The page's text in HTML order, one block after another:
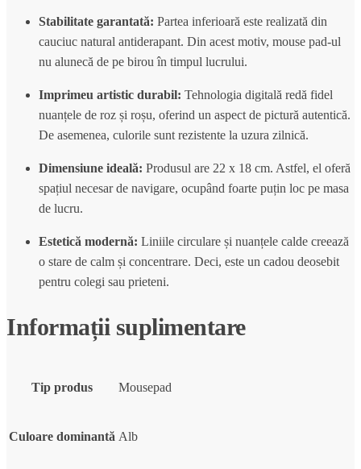
Stabilitate garantată: Partea inferioară este realizată din
cauciuc natural antiderapant. Din acest motiv, mouse pad-ul
nu alunecă de pe birou în timpul lucrului.
Imprimeu artistic durabil: Tehnologia digitală redă fidel
nuanțele de roz și roșu, oferind un aspect de pictură autentică.
De asemenea, culorile sunt rezistente la uzura zilnică.
Dimensiune ideală: Produsul are 22 x 18 cm. Astfel, el oferă
spațiul necesar de navigare, ocupând foarte puțin loc pe masa
de lucru.
Estetică modernă: Liniile circulare și nuanțele calde creează
o stare de calm și concentrare. Deci, este un cadou deosebit
pentru colegi sau prieteni.
Informații suplimentare
Tip produs Mousepad
Culoare dominantă Alb